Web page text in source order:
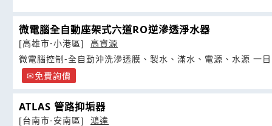
微電腦全自動座架式六道RO逆滲透淨水器
[高雄市-小港區]
高資源
微電腦控制-全自動沖洗滲透膜、製水、滿水、電源、水源 一
免費詢價
ATLAS 管路抑垢器
[台南市-安南區]
鴻達